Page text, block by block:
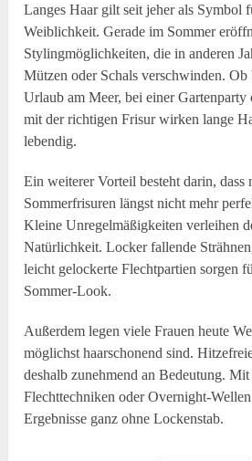
Langes Haar gilt seit jeher als Symbol
Weiblichkeit. Gerade im Sommer
Stylingmöglichkeiten, die in anderen
Mützen oder Schals verschwinden.
Urlaub am Meer, bei einer
mit der richtigen Frisur wirken lange
lebendig.
Ein weiterer Vorteil besteht darin, dass
Sommerfrisuren längst nicht mehr
Kleine Unregelmäßigkeiten verleihen
Natürlichkeit. Locker fallende
leicht gelockerte Flechtpartien sorgen
Sommer-Look.
Außerdem legen viele Frauen heute
möglichst haarschonend sind.
deshalb zunehmend an Bedeutung.
Flechttechniken oder Overnight-
Ergebnisse ganz ohne Lockenstab.